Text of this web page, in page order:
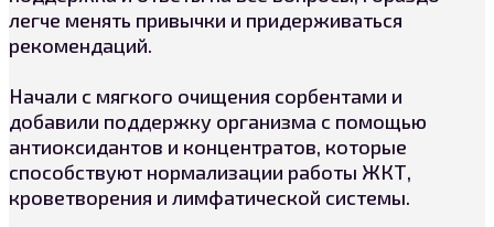
легче менять привычки и придерживаться
рекомендаций.
Начали с мягкого очищения сорбентами и
добавили поддержку организма с помощью
антиоксидантов и концентратов, которые
способствуют нормализации работы ЖКТ,
кроветворения и лимфатической системы.